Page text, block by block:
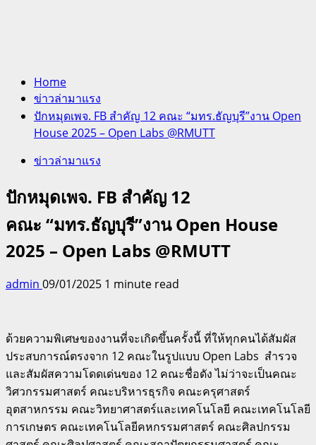
Home
ข่าวล่ามาแรง
ปักหมุดเพจ. FB สำคัญ 12 คณะ “มทร.ธัญบุรี”งาน Open
House 2025 – Open Labs @RMUTT
ข่าวล่ามาแรง
ปักหมุดเพจ. FB สำคัญ 12
คณะ “มทร.ธัญบุรี”งาน Open House
2025 – Open Labs @RMUTT
admin 09/01/2025 1 minute read
ด้วยความพิเศษของงานที่จะเกิดขึ้นครั้งนี้ ที่ให้ทุกคนได้สัมผัส
ประสบการณ์ตรงจาก 12 คณะในรูปแบบ Open Labs สำรวจ
และสัมผัสความโดดเด่นของ 12 คณะชื่อดัง ไม่ว่าจะเป็นคณะ
วิศวกรรมศาสตร์ คณะบริหารธุรกิจ คณะครุศาสตร์
อุตสาหกรรม คณะวิทยาศาสตร์และเทคโนโลยี คณะเทคโนโลยี
การเกษตร คณะเทคโนโลยีคหกรรมศาสตร์ คณะศิลปกรรม